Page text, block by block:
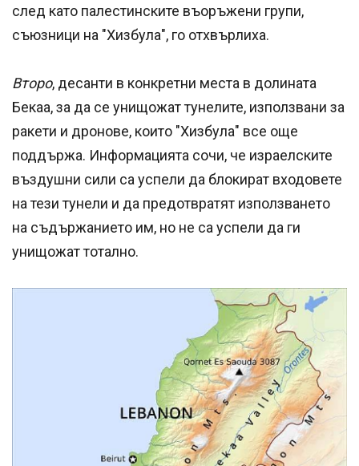
след като палестинските въоръжени групи,
съюзници на "Хизбула", го отхвърлиха.
Второ, десанти в конкретни места в долината
Бекаа, за да се унищожат тунелите, използвани за
ракети и дронове, които "Хизбула" все още
поддържа. Информацията сочи, че израелските
въздушни сили са успели да блокират входовете
на тези тунели и да предотвратят използването
на съдържанието им, но не са успели да ги
унищожат тотално.